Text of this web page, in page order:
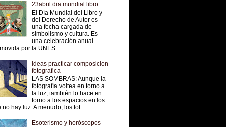
23abril dia mundial libro
El Día Mundial del Libro y
del Derecho de Autor es
una fecha cargada de
simbolismo y cultura. Es
una celebración anual
por la UNES...
Ideas practicar composicion
fotografica
LAS SOMBRAS: Aunque la
fotografía voltea en torno a
la luz, también lo hace en
torno a los espacios en los
no hay luz. A menudo, los fot...
Esoterismo y horóscopos